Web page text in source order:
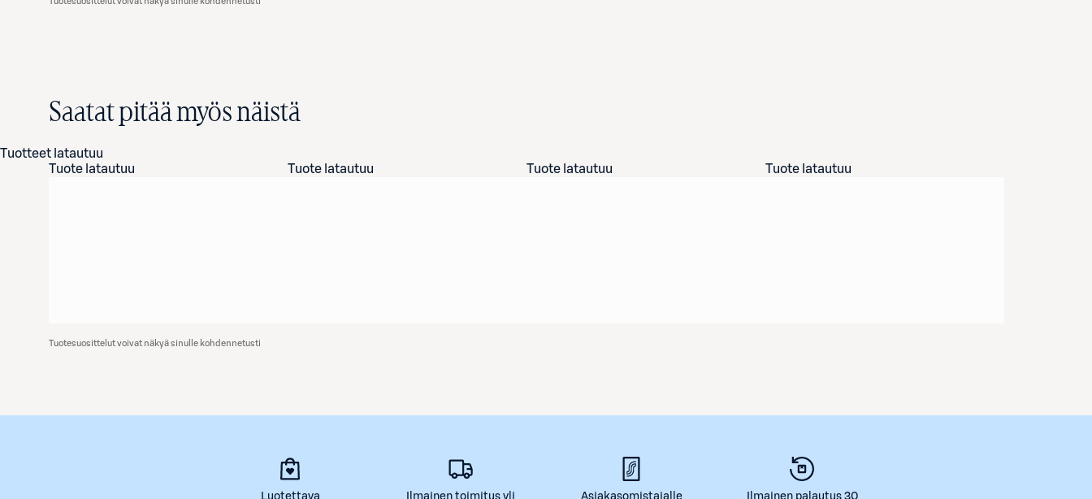
Saatat pitää myös näistä
Tuotteet latautuu
Tuote latautuu
Tuote latautuu Tuote latautuu Tuote latautuu
Tuotesuosittelut voivat näkyä sinulle kohdennetusti
Luotettava
Ilmainen toimitus yli
Asiakasomistajalle
Ilmainen palautus 30